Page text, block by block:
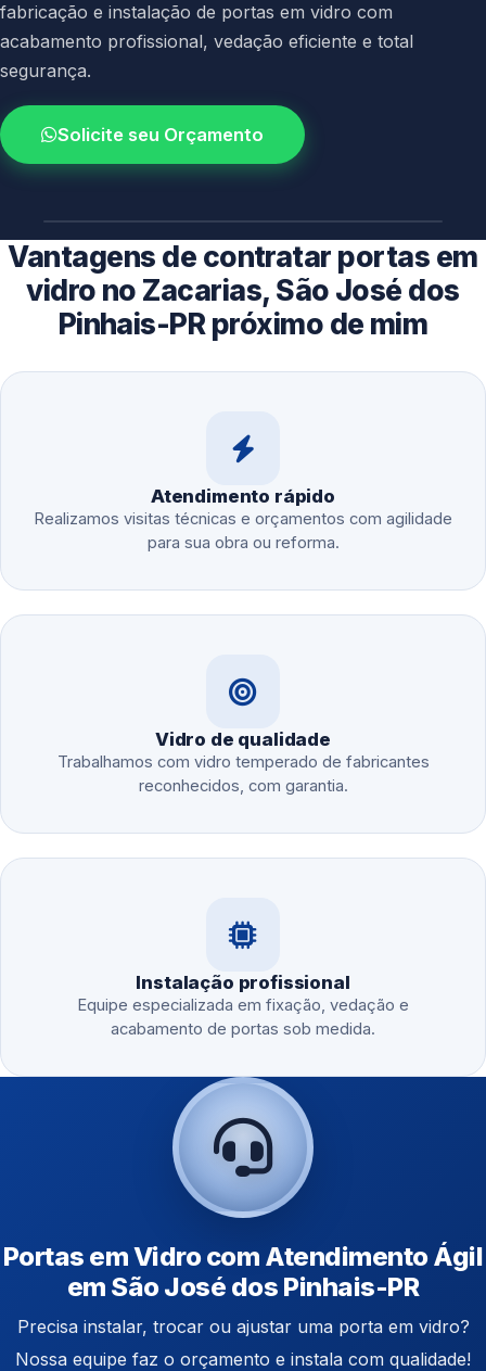
fabricação e instalação de portas em vidro com
acabamento profissional, vedação eficiente e total
segurança.
Solicite seu Orçamento
4.9 / 5.0
avaliacao dos clientes
Vantagens de contratar portas em
vidro no Zacarias, São José dos
Pinhais-PR próximo de mim
Atendimento rápido
Realizamos visitas técnicas e orçamentos com agilidade
para sua obra ou reforma.
Vidro de qualidade
Trabalhamos com vidro temperado de fabricantes
reconhecidos, com garantia.
Instalação profissional
Equipe especializada em fixação, vedação e
acabamento de portas sob medida.
Portas em Vidro com Atendimento Ágil
em São José dos Pinhais-PR
Precisa instalar, trocar ou ajustar uma porta em vidro?
Nossa equipe faz o orçamento e instala com qualidade!